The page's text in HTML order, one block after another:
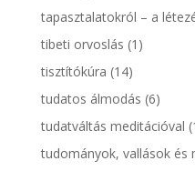
tapasztalatokról – a
tibeti orvoslás (1)
tisztítókúra (14)
tudatos álmodás (6)
tudatváltás meditációval
tudományok, vallások és